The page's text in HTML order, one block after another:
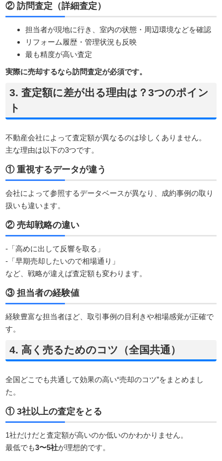
② 訪問査定（詳細査定）
担当者が現地に行き、室内の状態・周辺環境などを確認
リフォーム履歴・管理状況も反映
最も精度が高い査定
実際に売却するなら訪問査定が必須です。
3. 査定額に差が出る理由は？3つのポイン
ト
不動産会社によって査定額が異なるのは珍しくありません。
主な理由は以下の3つです。
① 重視するデータが違う
会社によって参照するデータベースが異なり、成約事例の取り
扱いも違います。
② 売却戦略の違い
-「高めに出して反響を取る」
-「早期売却したいので相場通り」
など、戦略が違えば査定額も変わります。
③ 担当者の経験値
経験豊富な担当者ほど、取引事例の目利きや相場感覚が正確で
す。
4. 高く売るためのコツ（全国共通）
全国どこでも共通して効果の高い“売却のコツ”をまとめまし
た。
① 3社以上の査定をとる
1社だけだと査定額が高いのか低いのかわかりません。
最低でも3〜5社が理想的です。